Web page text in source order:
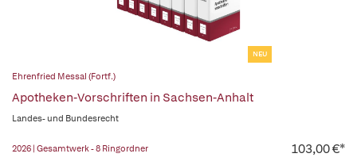
NEU
Ehrenfried Messal (Fortf.)
Apotheken-Vorschriften in Sachsen-Anhalt
Landes- und Bundesrecht
2026 | Gesamtwerk - 8 Ringordner 103,00 €*